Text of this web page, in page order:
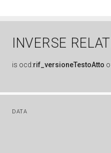
INVERSE
is ocd:rif_versioneTestoAtto
DATA